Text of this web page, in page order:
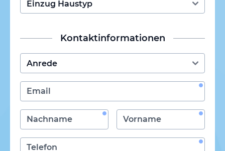
Kontaktinformationen